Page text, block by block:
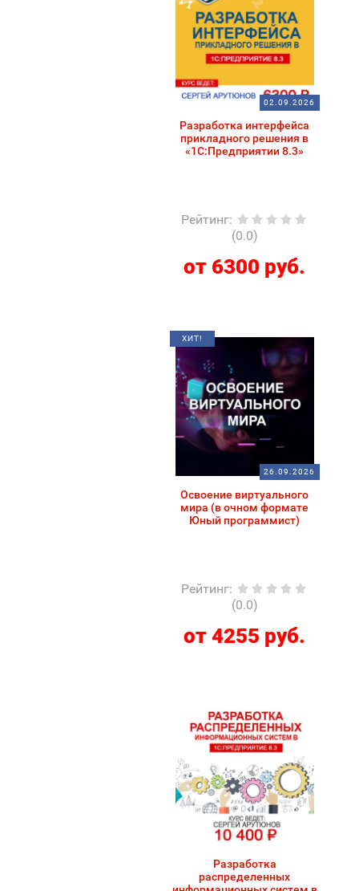
02.09.2026
Разработка интерфейса
прикладного решения в
«1С:Предприятии 8.3»
Рейтинг:
(0.0)
от 6300 руб.
ХИТ!
26.09.2026
Освоение виртуального
мира (в очном формате
Юный программист)
Рейтинг:
(0.0)
от 4255 руб.
Разработка
распределенных